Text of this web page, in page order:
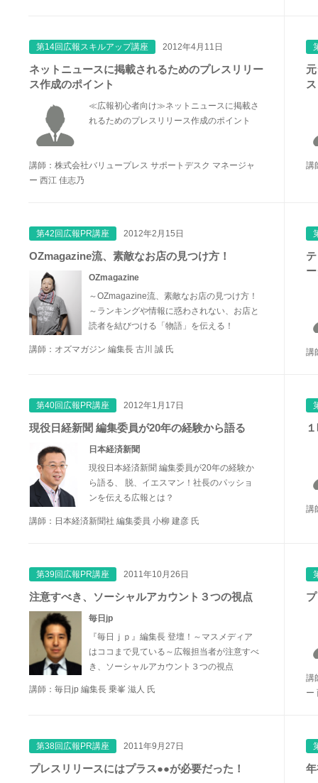
第14回広報スキルアップ講座 2012年4月11日
ネットニュースに掲載されるためのプレスリリー
ス作成のポイント
≪広報初心者向け≫ネットニュースに掲載さ
れるためのプレスリリース作成のポイント
講師：株式会社バリュープレス サポートデスク マネージャ
ー 西江 佳志乃
講
第42回広報PR講座 2012年2月15日
OZmagazine流、素敵なお店の見つけ方！
OZmagazine
～OZmagazine流、素敵なお店の見つけ方！
～ランキングや情報に惑わされない、お店と
読者を結びつける「物語」を伝える！
講師：オズマガジン 編集長 古川 誠 氏 講
第40回広報PR講座 2012年1月17日
現役日経新聞 編集委員が20年の経験から語る
日本経済新聞
現役日本経済新聞 編集委員が20年の経験か
ら語る、 脱、イエスマン！社長のパッショ
ンを伝える広報とは？
講師：日本経済新聞社 編集委員 小柳 建彦 氏
講
第39回広報PR講座 2011年10月26日
注意すべき、ソーシャルアカウント３つの視点
毎日jp
『毎日ｊｐ』編集長 登壇！～マスメディア
はココまで見ている～広報担当者が注意すべ
き、ソーシャルアカウント３つの視点
講師：毎日jp 編集長 乗峯 滋人 氏
講
ー
第38回広報PR講座 2011年9月27日
プレスリリースにはプラス●●が必要だった！